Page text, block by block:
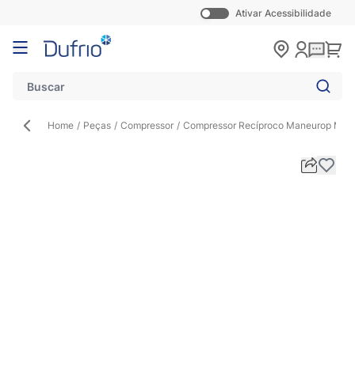
Ativar Acessibilidade
Pular para o conteúdo
Home / Peças / Compressor / Compressor Recíproco Maneurop